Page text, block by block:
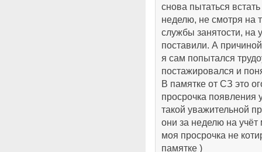
снова пытаться
неделю, не смотря на
службы занятости, на
поставили. А
я сам попытался
постажировался и
В памятке от СЗ это
просрочка появления
такой уважительной
они за неделю на
моя просрочка не
памятке )